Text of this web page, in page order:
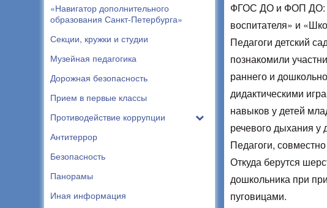
«Навигатор дополнительного
образования Санкт-Петербурга»
Секции, кружки и студии
Музейная педагогика
Дорожная безопасность
Прием в первые классы
Противодействие коррупции
Антитеррор
Безопасность
Панорамы
Иная информация
ФГОС ДО и ФОП ДО:
воспитателя» и
Педагоги детский
познакомили
раннего и
дидактическими
навыков у детей
речевого дыхания у
Педагоги,
Откуда берутся
дошкольника при
пуговицами.